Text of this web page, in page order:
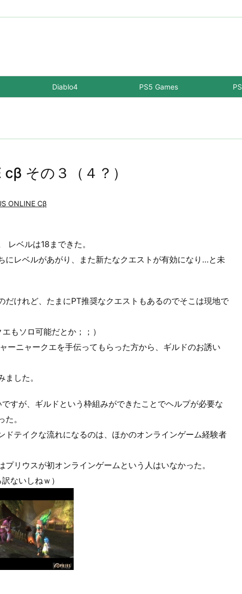
Diablo4 PS5 Games
その３（４？）
ONLINE Cβ
レベルは18まできた。
にレベルがあがり、また新たなクエストが有効になり…と未
だけれど、たまにPT推奨なクエストもあるのでそこは現地で
もソロ可能だとか；；）
ーニャークエを手伝ってもらった方から、ギルドのお誘い
した。
すが、ギルドという枠組みができたことでヘルプが必要な
。
ドテイクな流れになるのは、ほかのオンラインゲーム経験者
リウスが初オンラインゲームという人はいなかった。
ないしねｗ）